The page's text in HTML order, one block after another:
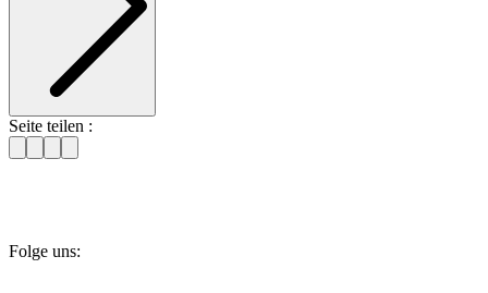
Seite teilen :
Folge uns: